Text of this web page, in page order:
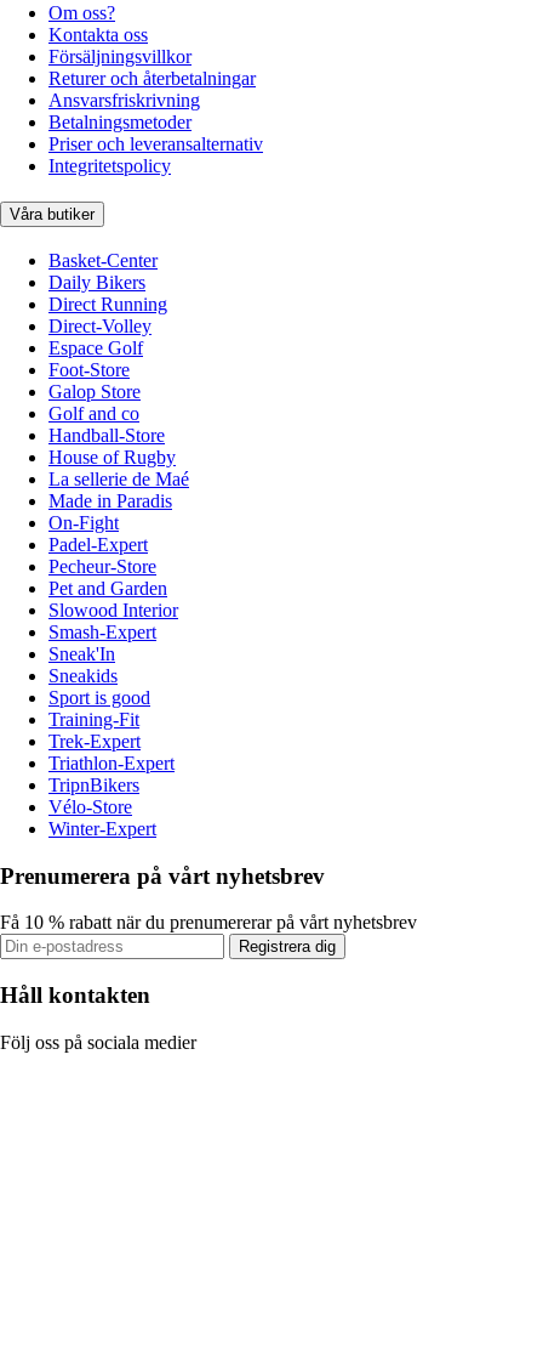
Om oss?
Kontakta oss
Försäljningsvillkor
Returer och återbetalningar
Ansvarsfriskrivning
Betalningsmetoder
Priser och leveransalternativ
Integritetspolicy
Våra butiker
Basket-Center
Daily Bikers
Direct Running
Direct-Volley
Espace Golf
Foot-Store
Galop Store
Golf and co
Handball-Store
House of Rugby
La sellerie de Maé
Made in Paradis
On-Fight
Padel-Expert
Pecheur-Store
Pet and Garden
Slowood Interior
Smash-Expert
Sneak'In
Sneakids
Sport is good
Training-Fit
Trek-Expert
Triathlon-Expert
TripnBikers
Vélo-Store
Winter-Expert
Prenumerera på vårt nyhetsbrev
Få 10 % rabatt när du prenumererar på vårt nyhetsbrev
Registrera dig
Håll kontakten
Följ oss på sociala medier